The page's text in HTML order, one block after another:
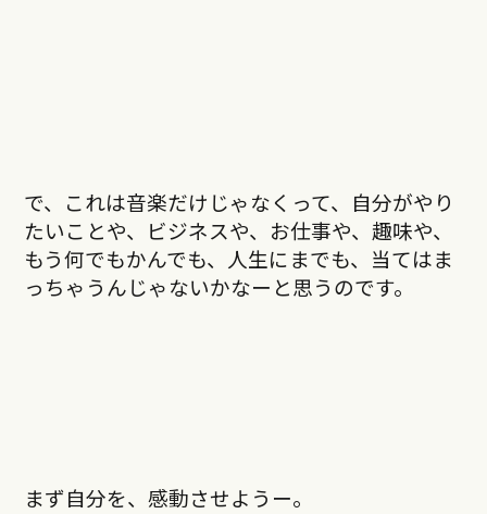
で、これは音楽だけじゃなくって、自分がやり
たいことや、ビジネスや、お仕事や、趣味や、
もう何でもかんでも、人生にまでも、当てはま
っちゃうんじゃないかなーと思うのです。
まず自分を、感動させようー。